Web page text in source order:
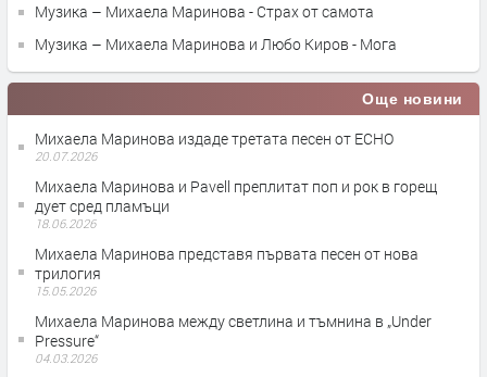
Музика – Михаела Маринова - Страх от самота
Музика – Михаела Маринова и Любо Киров - Мога
Още новини
Михаела Маринова издаде третата песен от ECHO
20.07.2026
Михаела Маринова и Pavell преплитат поп и рок в горещ
дует сред пламъци
18.06.2026
Михаела Маринова представя първата песен от нова
трилогия
15.05.2026
Михаела Маринова между светлина и тъмнина в „Under
Pressure“
04.03.2026